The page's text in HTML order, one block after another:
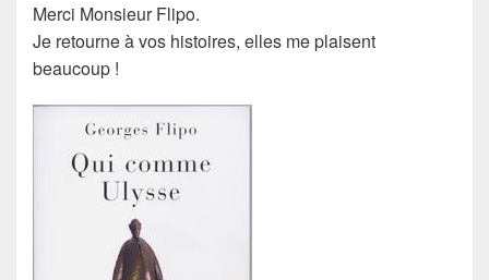
Merci Monsieur Flipo.
Je retourne à vos histoires, elles me plaisent
beaucoup !